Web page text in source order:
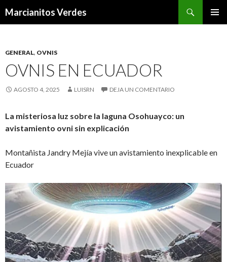
Marcianitos Verdes
GENERAL, OVNIS
OVNIS EN ECUADOR
AGOSTO 4, 2025 LUISRN DEJA UN COMENTARIO
La misteriosa luz sobre la laguna Osohuayco: un
avistamiento ovni sin explicación
Montañista Jandry Mejía vive un avistamiento inexplicable en
Ecuador